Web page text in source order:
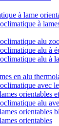
à lame
à
alu
alu à
alu à
en alu
avec
orientables
alu
orientables
orientables